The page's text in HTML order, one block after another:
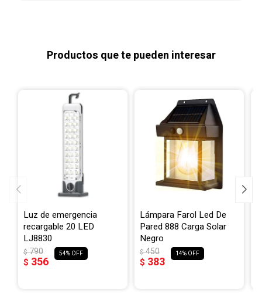
Productos que te pueden interesar
Luz de emergencia
recargable 20 LED
LJ8830
$ 356
$790 54
Lámpara Farol Led De
Pared 888 Carga Solar
Negro
$ 383
$450 14